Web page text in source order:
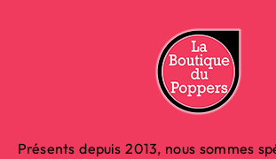
Présents depuis 2013, nous sommes